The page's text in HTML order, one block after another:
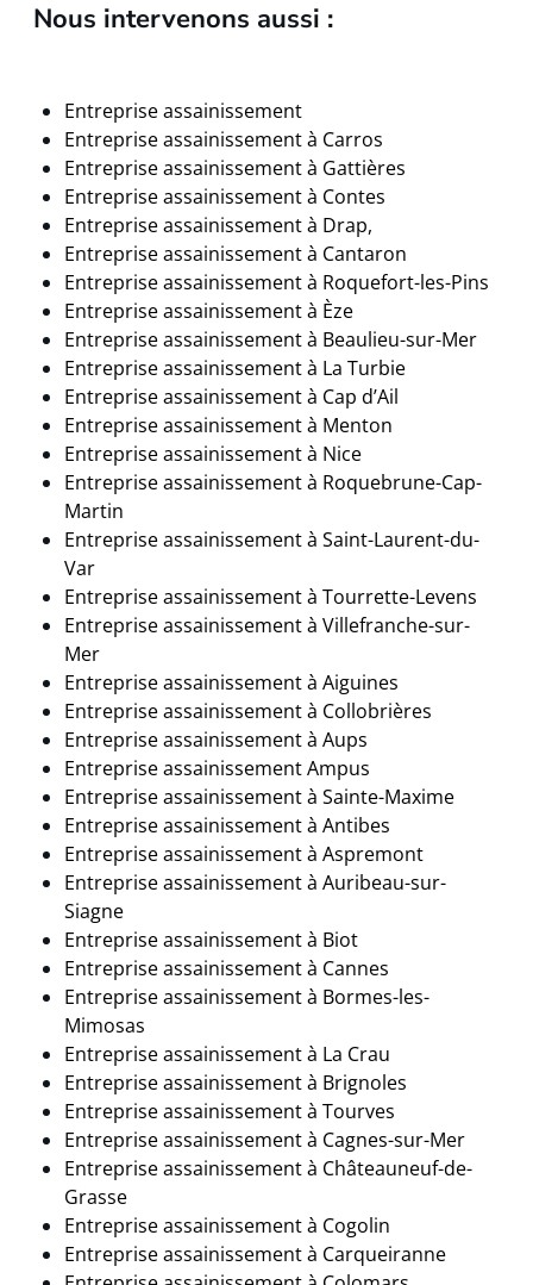
Nous intervenons aussi :
Entreprise assainissement
Entreprise assainissement à Carros
Entreprise assainissement à Gattières
Entreprise assainissement à Contes
Entreprise assainissement à Drap,
Entreprise assainissement à Cantaron
Entreprise assainissement à Roquefort-les-Pins
Entreprise assainissement à Èze
Entreprise assainissement à Beaulieu-sur-Mer
Entreprise assainissement à La Turbie
Entreprise assainissement à Cap d’Ail
Entreprise assainissement à Menton
Entreprise assainissement à Nice
Entreprise assainissement à Roquebrune-Cap-
Martin
Entreprise assainissement à Saint-Laurent-du-
Var
Entreprise assainissement à Tourrette-Levens
Entreprise assainissement à Villefranche-sur-
Mer
Entreprise assainissement à Aiguines
Entreprise assainissement à Collobrières
Entreprise assainissement à Aups
Entreprise assainissement Ampus
Entreprise assainissement à Sainte-Maxime
Entreprise assainissement à Antibes
Entreprise assainissement à Aspremont
Entreprise assainissement à Auribeau-sur-
Siagne
Entreprise assainissement à Biot
Entreprise assainissement à Cannes
Entreprise assainissement à Bormes-les-
Mimosas
Entreprise assainissement à La Crau
Entreprise assainissement à Brignoles
Entreprise assainissement à Tourves
Entreprise assainissement à Cagnes-sur-Mer
Entreprise assainissement à Châteauneuf-de-
Grasse
Entreprise assainissement à Cogolin
Entreprise assainissement à Carqueiranne